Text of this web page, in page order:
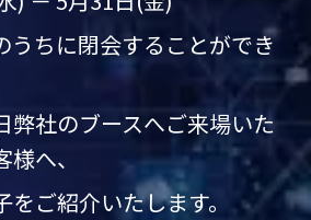
うちに閉会することができ
弊社のブースへご来場いた
へ、
ご紹介いたします。